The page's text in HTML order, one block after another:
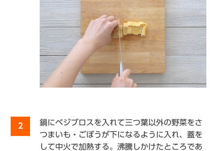
2
鍋にベジブロスを入れて三つ葉以外の野菜をさ
つまいも・ごぼうが下になるように入れ、蓋を
して中火で加熱する。沸騰しかけたところであ